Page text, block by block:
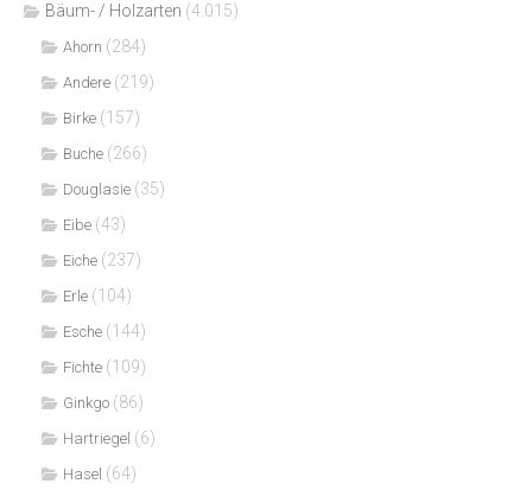
Bäum- / Holzarten (4.015)
Ahorn (284)
Andere (219)
Birke (157)
Buche (266)
Douglasie (35)
Eibe (43)
Eiche (237)
Erle (104)
Esche (144)
Fichte (109)
Ginkgo (86)
Hartriegel (6)
Hasel (64)